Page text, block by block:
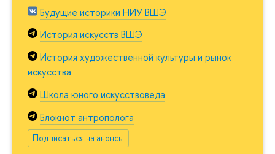
Будущие историки НИУ ВШЭ
История искусств ВШЭ
История художественной культуры и рынок
искусства
Школа юного искусствоведа
Блокнот антрополога
Подписаться на анонсы